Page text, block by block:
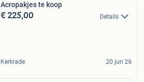
Acropakjes te koop
€ 225,00 Details
Kerkrade 20 jun 26